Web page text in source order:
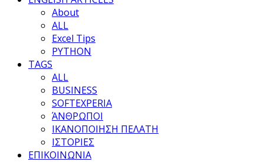
About
ALL
Excel Tips
PYTHON
TAGS
ALL
BUSINESS
SOFTEXPERIA
ΆΝΘΡΩΠΟΙ
ΙΚΑΝΟΠΟΙΗΣΗ ΠΕΛΑΤΗ
ΙΣΤΟΡΙΕΣ
ΕΠΙΚΟΙΝΩΝΙΑ